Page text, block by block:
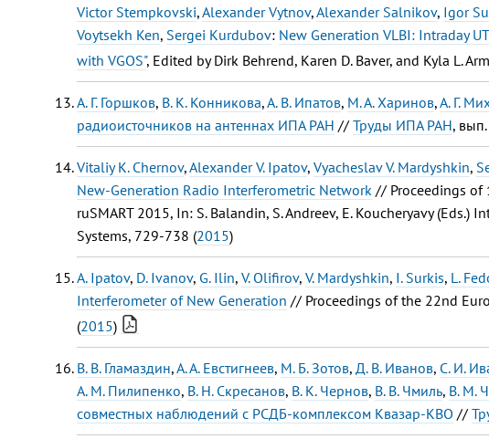
Victor Stempkovski,Alexander Vytnov,Alexander Salnikov, Igor
Voytsekh Ken, Sergei Kurdubov: New Generation VLBI: Intraday
with VGOS", Edited by Dirk Behrend, Karen D. Baver, and Kyla L.
А. Г. Горшков, В. К. Конникова,А. В. Ипатов, М. А. Харинов,А. Г.
радиоисточников на антеннах ИПА РАН // Труды ИПА РАН,
Vitaliy K. Chernov,Alexander V. Ipatov, Vyacheslav V. Mardyshkin,
New-Generation Radio Interferometric Network // Proceedings of
ruSMART 2015, In: S. Balandin, S. Andreev, E. Koucheryavy
Systems, 729-738 (2015)
A. Ipatov, D. Ivanov, G. Ilin, V. Olifirov, V. Mardyshkin, I. Surkis, L.
Interferometer of New Generation // Proceedings of the 22nd
(2015)
В. В. Гламаздин,А. А. Евстигнеев, М. Б. Зотов, Д. В. Иванов, С. И.
А. М. Пилипенко, В. Н. Скресанов, В. К. Чернов, В. В. Чмиль, В. М.
совместных наблюдений с РСДБ-комплексом Квазар-КВО //